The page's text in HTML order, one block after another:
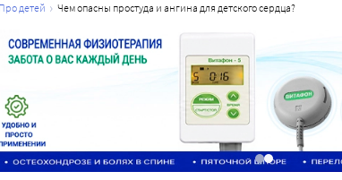
про детей чем опасны простуда и ангина для детского сердца?